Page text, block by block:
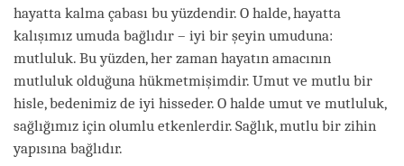
hayatta kalma çabası bu yüzdendir. O halde, hayatta
kalışımız umuda bağlıdır – iyi bir şeyin umuduna:
mutluluk. Bu yüzden, her zaman hayatın amacının
mutluluk olduğuna hükmetmişimdir. Umut ve mutlu bir
hisle, bedenimiz de iyi hisseder. O halde umut ve mutluluk,
sağlığımız için olumlu etkenlerdir. Sağlık, mutlu bir zihin
yapısına bağlıdır.